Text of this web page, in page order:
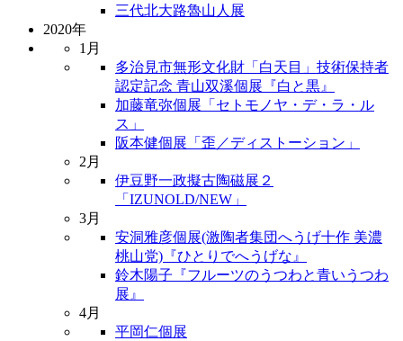
三代北大路魯山人展
2020年
1月
多治見市無形文化財「白天目」技術保持者
認定記念 青山双溪個展『白と黒』
加藤竜弥個展「セトモノヤ・デ・ラ・ル
ス」
阪本健個展「歪／ディストーション」
2月
伊豆野一政擬古陶磁展２
「IZUNOLD/NEW」
3月
安洞雅彦個展(激陶者集団へうげ十作 美濃
桃山党)『ひとりでへうげな』
鈴木陽子『フルーツのうつわと青いうつわ
展』
4月
平岡仁個展